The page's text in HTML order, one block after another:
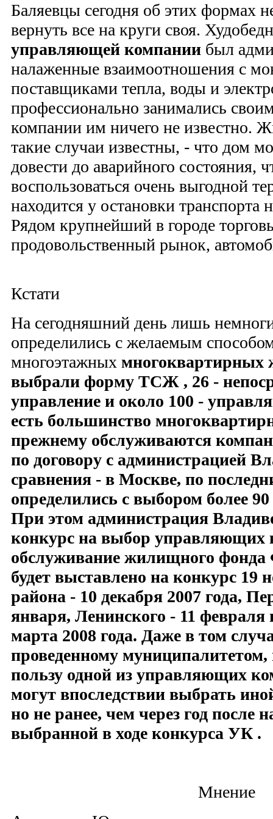
Баляевцы сегодня об этих формах
вернуть все на круги своя.
управляющей компании был
налаженные взаимоотношения с
поставщиками тепла, воды и
профессионально занимались
компании им ничего не известно.
такие случаи известны, - что дом
довести до аварийного состояния,
воспользоваться очень выгодной
находится у остановки транспорта
Рядом крупнейший в городе
продовольственный рынок,
Кстати
На сегодняшний день лишь
определились с желаемым
многоэтажных многоквартирных
выбрали форму ТСЖ , 26 -
управление и около 100 -
есть большинство
прежнему обслуживаются
по договору с администрацией
сравнения - в Москве, по
определились с выбором более
При этом администрация
конкурс на выбор управляющих
обслуживание жилищного фонда
будет выставлено на конкурс 19
района - 10 декабря 2007 года,
января, Ленинского - 11 февраля
марта 2008 года. Даже в том
проведенному муниципалитетом,
пользу одной из управляющих
могут впоследствии выбрать
но не ранее, чем через год после
выбранной в ходе конкурса УК .
Мнение